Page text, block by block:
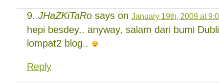
JHaZKiTaRo says on January 19th, 2009 at
hepi besdey.. anyway, salam dari bumi
lompat2 blog..
Reply